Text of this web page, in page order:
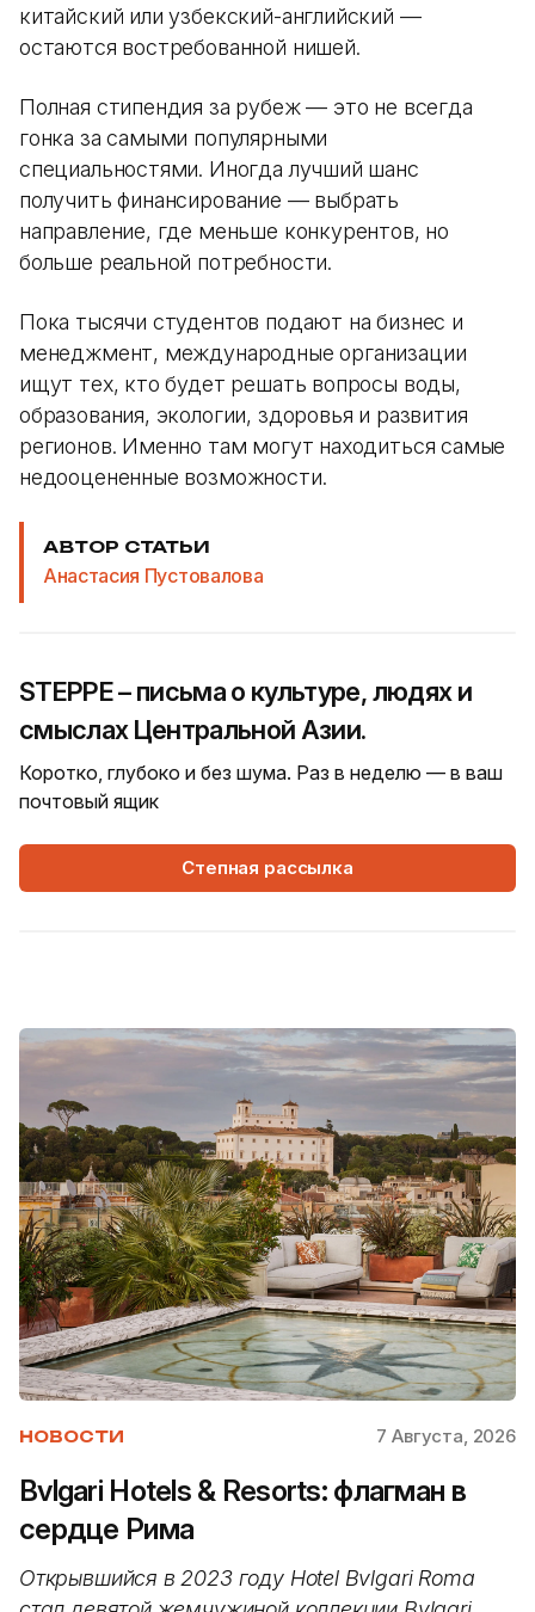
китайский или узбекский-английский —
остаются востребованной нишей.
Полная стипендия за рубеж — это не всегда
гонка за самыми популярными
специальностями. Иногда лучший шанс
получить финансирование — выбрать
направление, где меньше конкурентов, но
больше реальной потребности.
Пока тысячи студентов подают на бизнес и
менеджмент, международные организации
ищут тех, кто будет решать вопросы воды,
образования, экологии, здоровья и развития
регионов. Именно там могут находиться самые
недооцененные возможности.
АВТОР СТАТЬИ
Анастасия Пустовалова
STEPPE – письма о культуре, людях и
смыслах Центральной Азии.
Коротко, глубоко и без шума. Раз в неделю — в ваш
почтовый ящик
Степная рассылка
НОВОСТИ 7 Августа, 2026
Bvlgari Hotels & Resorts: флагман в
сердце Рима
Открывшийся в 2023 году Hotel Bvlgari Roma